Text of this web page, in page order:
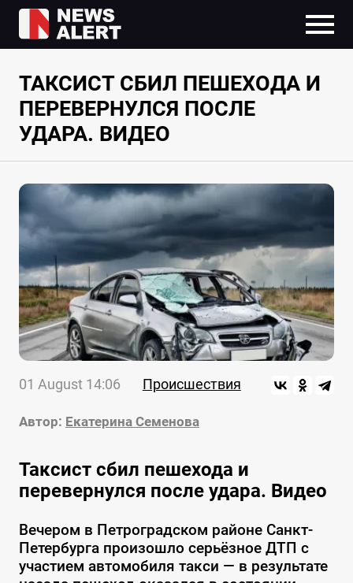
ТАКСИСТ СБИЛ ПЕШЕХОДА И
ПЕРЕВЕРНУЛСЯ ПОСЛЕ
УДАРА. ВИДЕО
01 August 14:06 Происшествия
Автор: Екатерина Семенова
Таксист сбил пешехода и
перевернулся после удара. Видео
Вечером в Петроградском районе Санкт-
Петербурга произошло серьёзное ДТП с
участием автомобиля такси — в результате